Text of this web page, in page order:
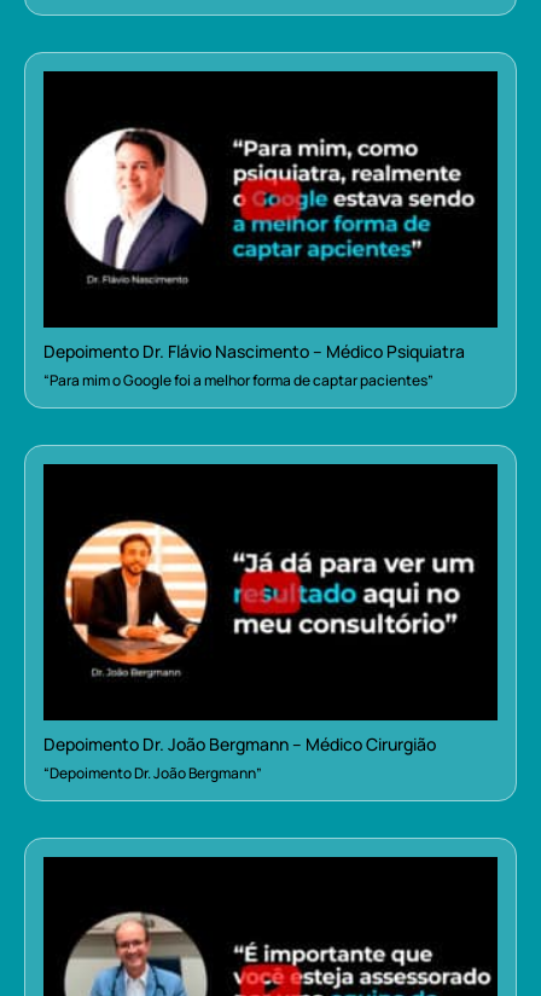
Depoimento Dr. Flávio Nascimento – Médico Psiquiatra
“Para mim o Google foi a melhor forma de captar pacientes”
Depoimento Dr. João Bergmann – Médico Cirurgião
“Depoimento Dr. João Bergmann”